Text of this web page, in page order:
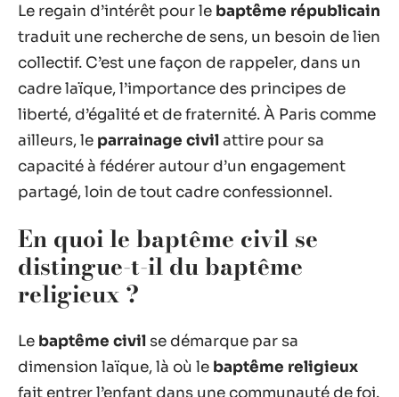
Le regain d’intérêt pour le baptême républicain
traduit une recherche de sens, un besoin de lien
collectif. C’est une façon de rappeler, dans un
cadre laïque, l’importance des principes de
liberté, d’égalité et de fraternité. À Paris comme
ailleurs, le parrainage civilattire pour sa
capacité à fédérer autour d’un engagement
partagé, loin de tout cadre confessionnel.
En quoi le baptême civil se
distingue-t-il du baptême
religieux ?
Le baptême civil se démarque par sa
dimension laïque, là où le baptême religieux
fait entrer l’enfant dans une communauté de foi.